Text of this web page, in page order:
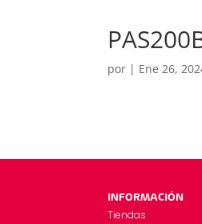
por | Ene 26,
INFORMACIÓN
Tiendas